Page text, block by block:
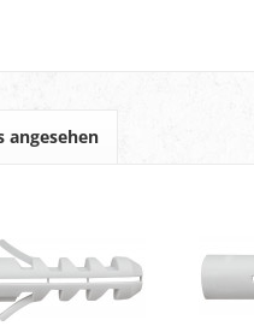
angesehen